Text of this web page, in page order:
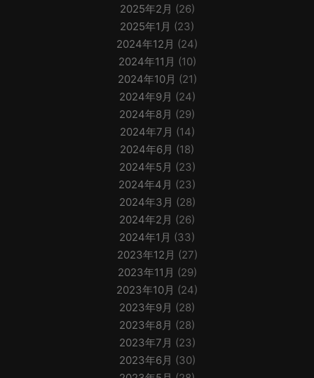
2025年2月 (26)
2025年1月 (23)
2024年12月 (24)
2024年11月 (10)
2024年10月 (21)
2024年9月 (24)
2024年8月 (29)
2024年7月 (14)
2024年6月 (18)
2024年5月 (23)
2024年4月 (23)
2024年3月 (28)
2024年2月 (26)
2024年1月 (33)
2023年12月 (27)
2023年11月 (29)
2023年10月 (24)
2023年9月 (28)
2023年8月 (28)
2023年7月 (23)
2023年6月 (30)